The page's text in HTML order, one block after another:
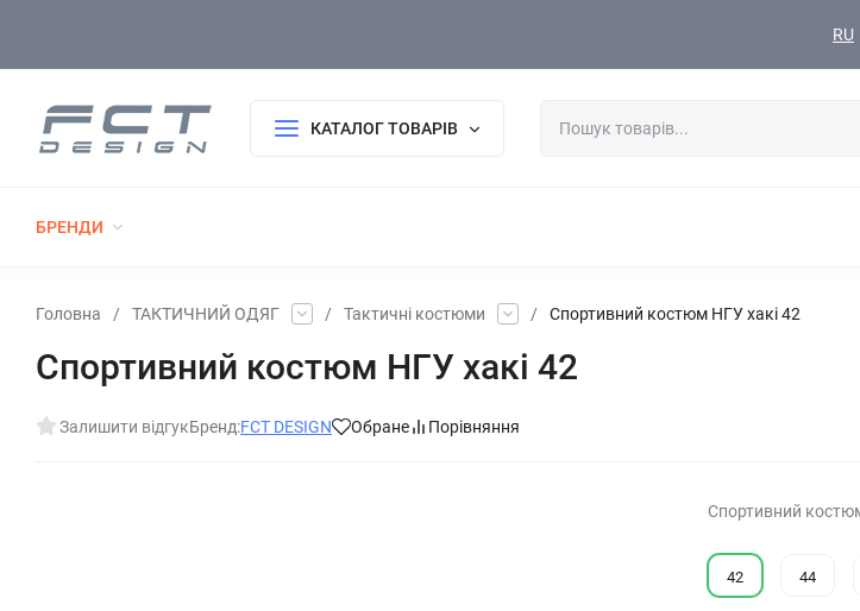
RU
КАТАЛОГ ТОВАРІВ
БРЕНДИ
Головна
/ ТАКТИЧНИЙ ОДЯГ / Тактичні костюми / Спортивний костюм НГУ хакі 42
Спортивний костюм НГУ хакі 42
Залишити відгукБренд:FCT DESIGN Обране Порівняння
Спортивний
42 44